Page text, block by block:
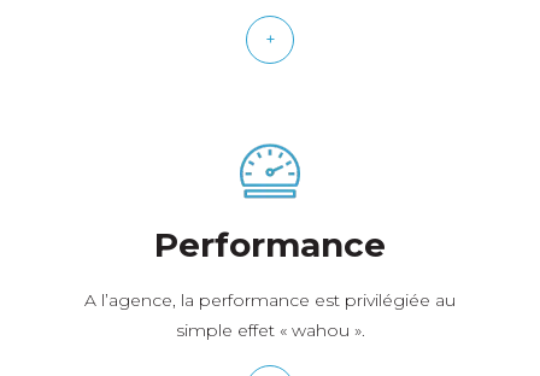
+
Performance
A l’agence, la performance est privilégiée au
simple effet « wahou ».